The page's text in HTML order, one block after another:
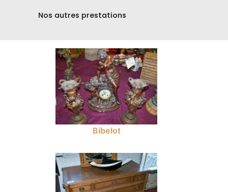
Nos autres prestations
Bibelot